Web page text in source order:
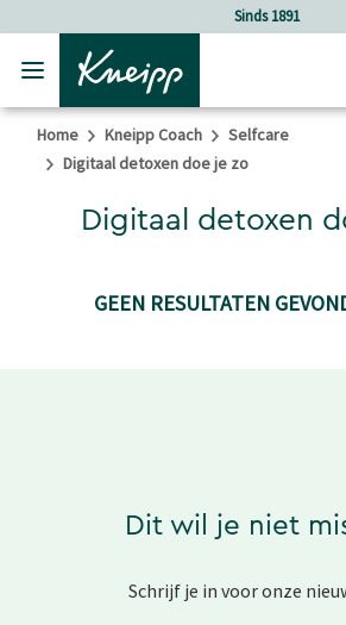
Verder gaan naar hoofdinhoud.Sinds 1891
Home Kneipp Coach
Selfcare
Digitaal detoxen doe je zo
Digitaal detoxen
GEEN RESULTATEN
Dit wil je niet
Schrijf je in voor onze